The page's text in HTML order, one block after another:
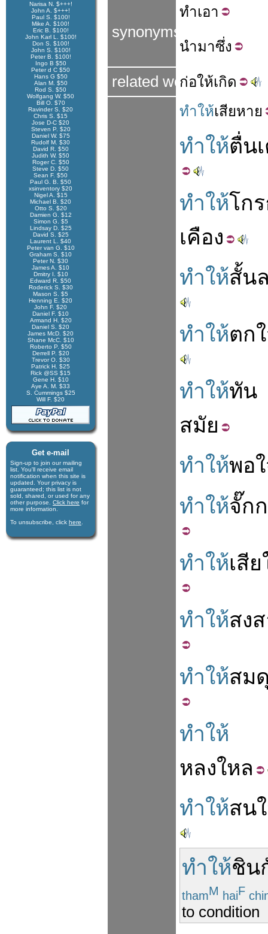
Narisa N. $+++!
John A. $+++!
Paul S. $100!
Mike A. $100!
Eric B. $100!
John Karl L. $100!
Don S. $100!
John S. $100!
Peter B. $100!
Ingo B $50
Peter d C $50
Hans G $50
Alan M. $50
Rod S. $50
Wolfgang W. $50
Bill O. $70
Ravinder S. $20
Chris S. $15
Jose D-C $20
Steven P. $20
Daniel W. $75
Rudolf M. $30
David R. $50
Judith W. $50
Roger C. $50
Steve D. $50
Sean F. $50
Paul G. B. $50
xsinventory $20
Nigel A. $15
Michael B. $20
Otto S. $20
Damien G. $12
Simon G. $5
Lindsay D. $25
David S. $25
Laurent L. $40
Peter van G. $10
Graham S. $10
Peter N. $30
James A. $10
Dmitry I. $10
Edward R. $50
Roderick S. $30
Mason S. $5
Henning E. $20
John F. $20
Daniel F. $10
Armand H. $20
Daniel S. $20
James McD. $20
Shane McC. $10
Roberto P. $50
Derrell P. $20
Trevor O. $30
Patrick H. $25
Rick @SS $15
Gene H. $10
Aye A. M. $33
S. Cummings $25
Will F. $20
Get e-mail
Sign-up to join our mail­ing
list. You'll receive e­mail
notification when this site is
updated. Your privacy is
guaran­teed; this list is not
sold, shared, or used for any
other purpose. Click here for
more infor­mation.
To unsubscribe, click here
synonyms
ทำเอา
นำมาซึ่ง
related word
ก่อให้เกิด
ทำให้เสียหาย
ทำให้ตื่น
ทำให้โก
เคือง
ทำให้สั้น
ทำให้ตก
ทำให้ทัน
สมัย
ทำให้พอ
ทำให้จั๊ก
ทำให้เสีย
ทำให้สง
ทำให้สม
ทำให้
หลงใหล
ทำให้สน
ทำให้ชิน
thamM haiF
to condition